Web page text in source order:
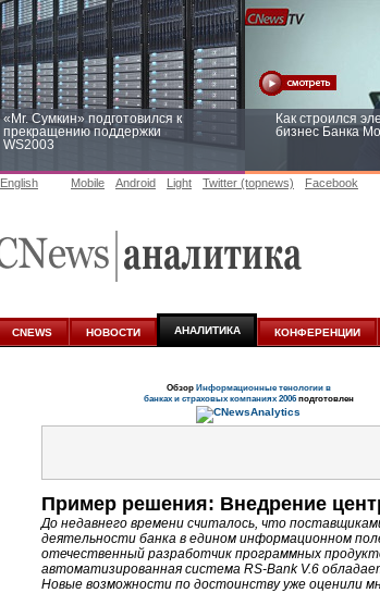
«Mr. Сумкин» подготовился к
прекращению поддержки
WS2003
Как строился
бизнес Банка
аналитике
English Mobile Android Light Twitter (topnews) Facebook
CNEWS НОВОСТИ АНАЛИТИКА КОНФЕРЕНЦИИ
Обзор Информационные тенологии в
банках и страховых компаниях 2006подготовлен
Пример решения: Внедрение
До недавнего времени считалось, что
деятельности банка в едином информационном
отечественный разработчик программных
автоматизированная система RS-Bank V.6
Новые возможности по достоинству уже оценили